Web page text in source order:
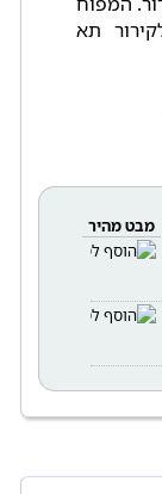
תא
מבט מהיר